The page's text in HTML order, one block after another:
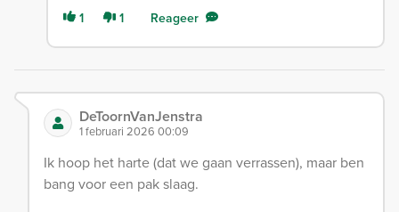
1 1 Reageer
DeToornVanJenstra
1 februari 2026 00:09
Ik hoop het harte (dat we gaan verrassen), maar ben
bang voor een pak slaag.